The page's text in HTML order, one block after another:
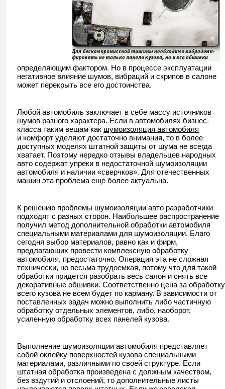
определяющим фактором. Но в процессе эксплуатации
негативное влияние шумов, вибраций и скрипов в салоне
может перекрыть все его достоинства.
Любой автомобиль заключает в себе массу источников
шумов разного характера. Если в автомобилях бизнес-
класса таким вещам как шумоизоляция автомобиля
и комфорт уделяют достаточно внимания, то в более
доступных моделях штатной защиты от шума не всегда
хватает. Поэтому нередко отзывы владельцев народных
авто содержат упреки в недостаточной шумоизоляции
автомобиля и наличии «сверчков». Для отечественных
машин эта проблема еще более актуальна.
К решению проблемы шумоизоляции авто разработчики
подходят с разных сторон. Наибольшее распространение
получил метод дополнительной обработки автомобиля
специальными материалами для шумоизоляции. Благо
сегодня выбор материалов, равно как и фирм,
предлагающих провести комплексную обработку
автомобиля, предостаточно. Операция эта не сложная
технически, но весьма трудоемкая, потому что для такой
обработки придется разобрать весь салон и снять все
декоративные обшивки. Соответственно цена за обработку
всего кузова не всем будет по карману. В зависимости от
поставленных задач можно выполнить либо частичную
обработку отдельных элементов, либо, наоборот,
усиленную обработку всех панелей кузова.
Выполнение шумоизоляции автомобиля представляет
собой оклейку поверхностей кузова специальными
материалами, различными по своей структуре. Если
штатная обработка произведена с должным качеством,
без вздутий и отслоений, то дополнительные листы